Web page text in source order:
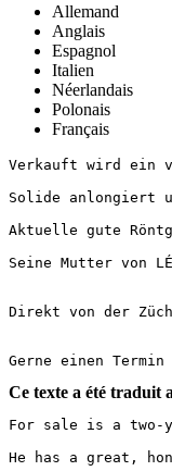
Allemand
Anglais
Espagnol
Italien
Néerlandais
Polonais
Français
Verkauft wird ein
Solide anlongiert
Aktuelle gute
Seine Mutter von
Direkt von der
Gerne einen
Ce texte a été traduit
For sale is a two-
He has a great,